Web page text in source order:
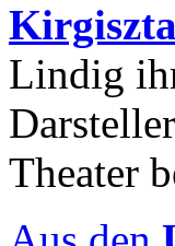
Lindig
Theater